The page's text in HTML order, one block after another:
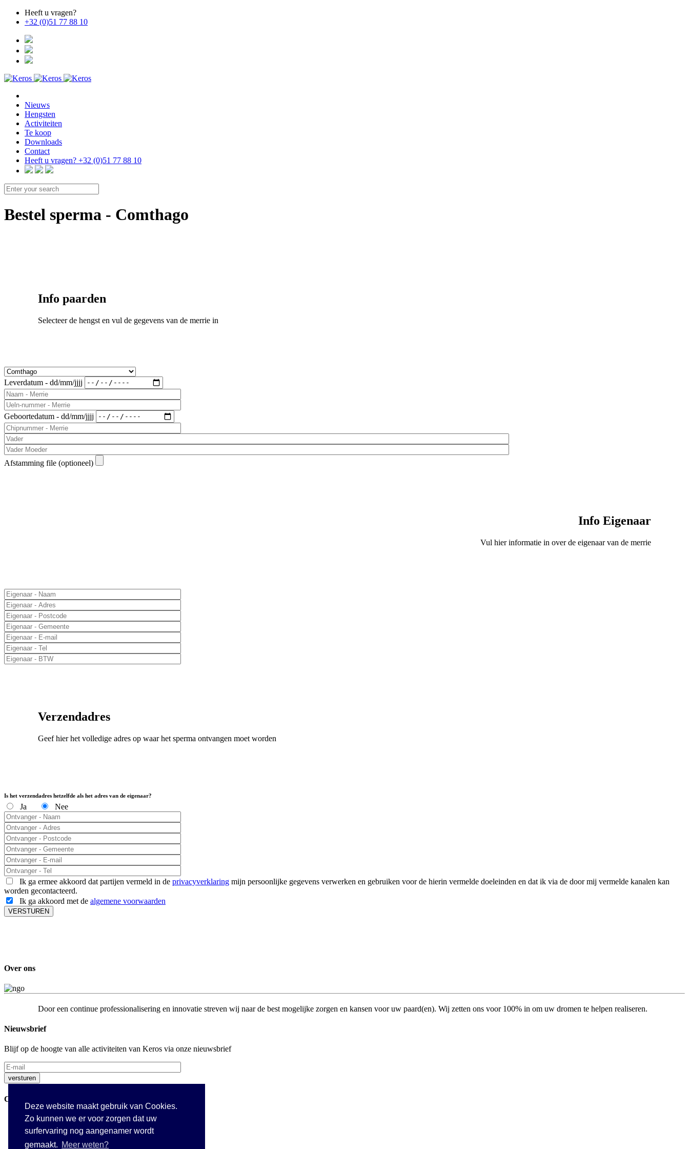
Deze website maakt gebruik van Cookies.
Zo kunnen we er voor zorgen dat uw
surfervaring nog aangenamer wordt
gemaakt. Meer weten?
Heeft u vragen?
+32 (0)51 77 88 10
Nieuws
Hengsten
Activiteiten
Te koop
Downloads
Contact
Heeft u vragen? +32 (0)51 77 88 10
Bestel sperma - Comthago
Info paarden
Selecteer de hengst en vul de gegevens van de merrie in
Leverdatum - dd/mm/jjjj
Geboortedatum - dd/mm/jjjj
Afstamming file (optioneel)
Info Eigenaar
Vul hier informatie in over de eigenaar van de merrie
Verzendadres
Geef hier het volledige adres op waar het sperma ontvangen moet worden
Is het verzendadres hetzelfde als het adres van de eigenaar?
Ja Nee
Ik ga ermee akkoord dat partijen vermeld in de privacyverklaring mijn persoonlijke gegevens verwerken en gebruiken voor de hierin vermelde doeleinden en dat ik via de door mij vermelde kanalen kan
worden gecontacteerd.
Ik ga akkoord met de algemene voorwaarden
Over ons
Door een continue professionalisering en innovatie streven wij naar de best mogelijke zorgen en kansen voor uw paard(en). Wij zetten ons voor 100% in om uw dromen te helpen realiseren.
Nieuwsbrief
Blijf op de hoogte van alle activiteiten van Keros via onze nieuwsbrief
Contact
Westrozebekestraat 23A
B-8980 PASSENDALE
Belgium
T :+32 (0)51 77 88 10